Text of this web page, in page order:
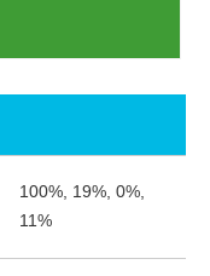
100%, 19%, 0%,
11%